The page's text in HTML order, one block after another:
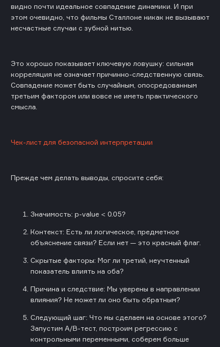
видно почти идеальное совпадение динамики. И при
этом очевидно, что фильмы Сталлоне никак не вызывают
несчастные случаи с зубной нитью.
Это хорошо показывает ключевую ловушку: сильная
корреляция не означает причинно-следственную связь.
Совпадение может быть случайным, опосредованным
третьим фактором или вовсе не иметь практического
смысла.
Чек-лист для безопасной интерпретации
Прежде чем делать выводы, спросите себя:
Значимость: p-value < 0.05?
Контекст: Есть ли логическое, предметное
объяснение связи? Если нет — это красный флаг.
Скрытые факторы: Мог ли третий, неучтенный
показатель влиять на оба?
Причина и следствие: Мы уверены в направлении
влияния? Не может ли оно быть обратным?
Следующий шаг: Что мы сделаем на основе этого?
Запустим A/B-тест, построим регрессию с
контрольными переменными, соберем больше